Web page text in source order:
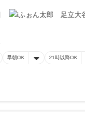
早朝OK 21時以降OK